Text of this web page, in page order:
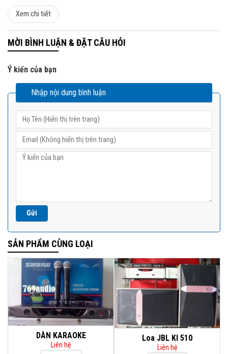
Xem chi tiết
MỜI BÌNH LUẬN & ĐẶT CÂU HỎI
Ý kiến của bạn
Nhập nội dung bình luận
SẢN PHẨM CÙNG LOẠI
DÀN KARAOKE
Liên hệ
Loa JBL KI 510
Liên hệ